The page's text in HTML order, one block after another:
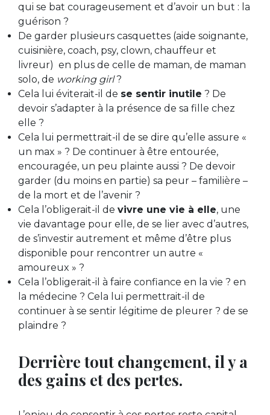
qui se bat courageusement et d’avoir un but : la
guérison ?
De garder plusieurs casquettes (aide soignante,
cuisinière, coach, psy, clown, chauffeur et
livreur) en plus de celle de maman, de maman
solo, de working girl?
Cela lui éviterait-il de se sentir inutile ? De
devoir s’adapter à la présence de sa fille chez
elle ?
Cela lui permettrait-il de se dire qu’elle assure «
un max » ? De continuer à être entourée,
encouragée, un peu plainte aussi ? De devoir
garder (du moins en partie) sa peur – familière –
de la mort et de l’avenir ?
Cela l’obligerait-il de vivre une vie à elle, une
vie davantage pour elle, de se lier avec d’autres,
de s’investir autrement et même d’être plus
disponible pour rencontrer un autre «
amoureux » ?
Cela l’obligerait-il à faire confiance en la vie ? en
la médecine ? Cela lui permettrait-il de
continuer à se sentir légitime de pleurer ? de se
plaindre ?
Derrière tout changement, il y a
des gains et des pertes.